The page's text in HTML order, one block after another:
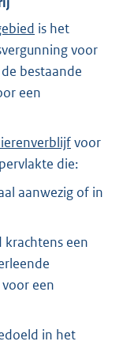
is het
voor
bestaande
een
voor
die:
aanwezig of in
een
een
in het